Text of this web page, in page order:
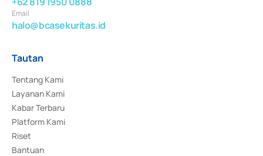
Email
halo@bcasekuritas.id
Tautan
Tentang Kami
Layanan Kami
Kabar Terbaru
Platform Kami
Riset
Bantuan